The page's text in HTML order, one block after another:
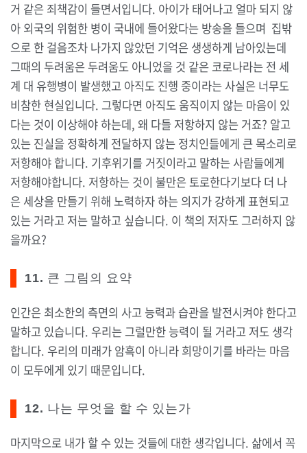
거 같은 죄책감이 들면서입니다. 아이가 태어나고 얼마 되지 않
아 외국의 위험한 병이 국내에 들어왔다는 방송을 들으며 집밖
으로 한 걸음조차 나가지 않았던 기억은 생생하게 남아있는데
그때의 두려움은 두려움도 아니었을 것 같은 코로나라는 전 세
계 대 유행병이 발생했고 아직도 진행 중이라는 사실은 너무도
비참한 현실입니다. 그렇다면 아직도 움직이지 않는 마음이 있
다는 것이 이상해야 하는데, 왜 다들 저항하지 않는 거죠? 알고
있는 진실을 정확하게 전달하지 않는 정치인들에게 큰 목소리로
저항해야 합니다. 기후위기를 거짓이라고 말하는 사람들에게
저항해야합니다. 저항하는 것이 불만은 토로한다기보다 더 나
은 세상을 만들기 위해 노력하자 하는 의지가 강하게 표현되고
있는 거라고 저는 말하고 싶습니다. 이 책의 저자도 그러하지 않
을까요?
11. 큰 그림의 요약
인간은 최소한의 측면의 사고 능력과 습관을 발전시켜야 한다고
말하고 있습니다. 우리는 그럴만한 능력이 될 거라고 저도 생각
합니다. 우리의 미래가 암흑이 아니라 희망이기를 바라는 마음
이 모두에게 있기 때문입니다.
12. 나는 무엇을 할 수 있는가
마지막으로 내가 할 수 있는 것들에 대한 생각입니다. 삶에서 꼭